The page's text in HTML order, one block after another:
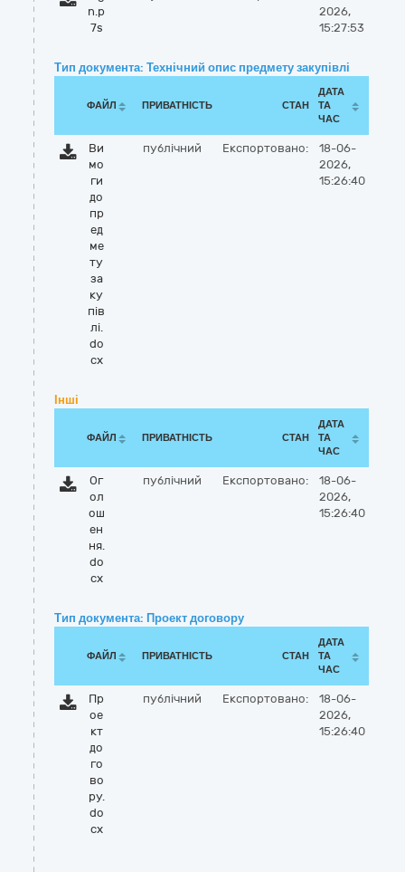
n.p
7s
2026,
15:27:53
Тип документа: Технічний опис предмету закупівлі
ФАЙЛ ПРИВАТНІСТЬ СТАН
ДАТА
ТА
ЧАС
Ви
мо
ги
до
пр
ед
ме
ту
за
ку
пів
лі.
do
cx
публічний Експортовано:
18-06-
2026,
15:26:40
Інші
ФАЙЛ ПРИВАТНІСТЬ СТАН
ДАТА
ТА
ЧАС
Ог
ол
ош
ен
ня.
do
cx
публічний Експортовано:
18-06-
2026,
15:26:40
Тип документа: Проект договору
ФАЙЛ ПРИВАТНІСТЬ СТАН
ДАТА
ТА
ЧАС
Пр
ое
кт
до
го
во
ру.
do
cx
публічний Експортовано:
18-06-
2026,
15:26:40